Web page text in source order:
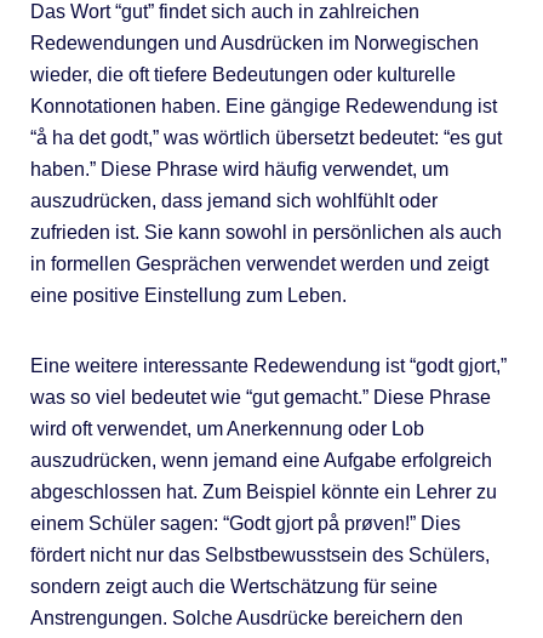
Das Wort “gut” findet sich auch in zahlreichen
Redewendungen und Ausdrücken im Norwegischen
wieder, die oft tiefere Bedeutungen oder kulturelle
Konnotationen haben. Eine gängige Redewendung ist
“å ha det godt,” was wörtlich übersetzt bedeutet: “es gut
haben.” Diese Phrase wird häufig verwendet, um
auszudrücken, dass jemand sich wohlfühlt oder
zufrieden ist. Sie kann sowohl in persönlichen als auch
in formellen Gesprächen verwendet werden und zeigt
eine positive Einstellung zum Leben.
Eine weitere interessante Redewendung ist “godt gjort,”
was so viel bedeutet wie “gut gemacht.” Diese Phrase
wird oft verwendet, um Anerkennung oder Lob
auszudrücken, wenn jemand eine Aufgabe erfolgreich
abgeschlossen hat. Zum Beispiel könnte ein Lehrer zu
einem Schüler sagen: “Godt gjort på prøven!” Dies
fördert nicht nur das Selbstbewusstsein des Schülers,
sondern zeigt auch die Wertschätzung für seine
Anstrengungen. Solche Ausdrücke bereichern den